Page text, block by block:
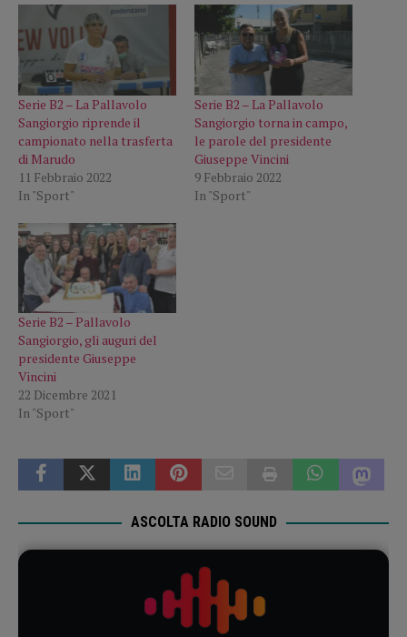
Serie B2 – La Pallavolo
Sangiorgio riprende il
campionato nella trasferta
di Marudo
11 Febbraio 2022
In "Sport"
Serie B2 – La Pallavolo
Sangiorgio torna in campo,
le parole del presidente
Giuseppe Vincini
9 Febbraio 2022
In "Sport"
Serie B2 – Pallavolo
Sangiorgio, gli auguri del
presidente Giuseppe
Vincini
22 Dicembre 2021
In "Sport"
ASCOLTA RADIO SOUND